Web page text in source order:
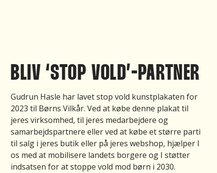
BLIV ‘STOP VOLD’-PARTNER
Gudrun Hasle har lavet stop vold kunstplakaten for
2023 til Børns Vilkår. Ved at købe denne plakat til
jeres virksomhed, til jeres medarbejdere og
samarbejdspartnere eller ved at købe et større parti
til salg i jeres butik eller på jeres webshop, hjælper I
os med at mobilisere landets borgere og I støtter
indsatsen for at stoppe vold mod børn i 2030.